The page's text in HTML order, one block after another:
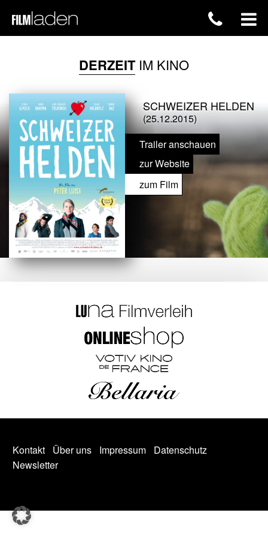
DERZEITIM KINO
SCHWEIZER HELDEN
(25.12.2015)
Trailer anschauen
zur Website
zum Film
Kontakt Über uns Impressum
Datenschutz
Newsletter